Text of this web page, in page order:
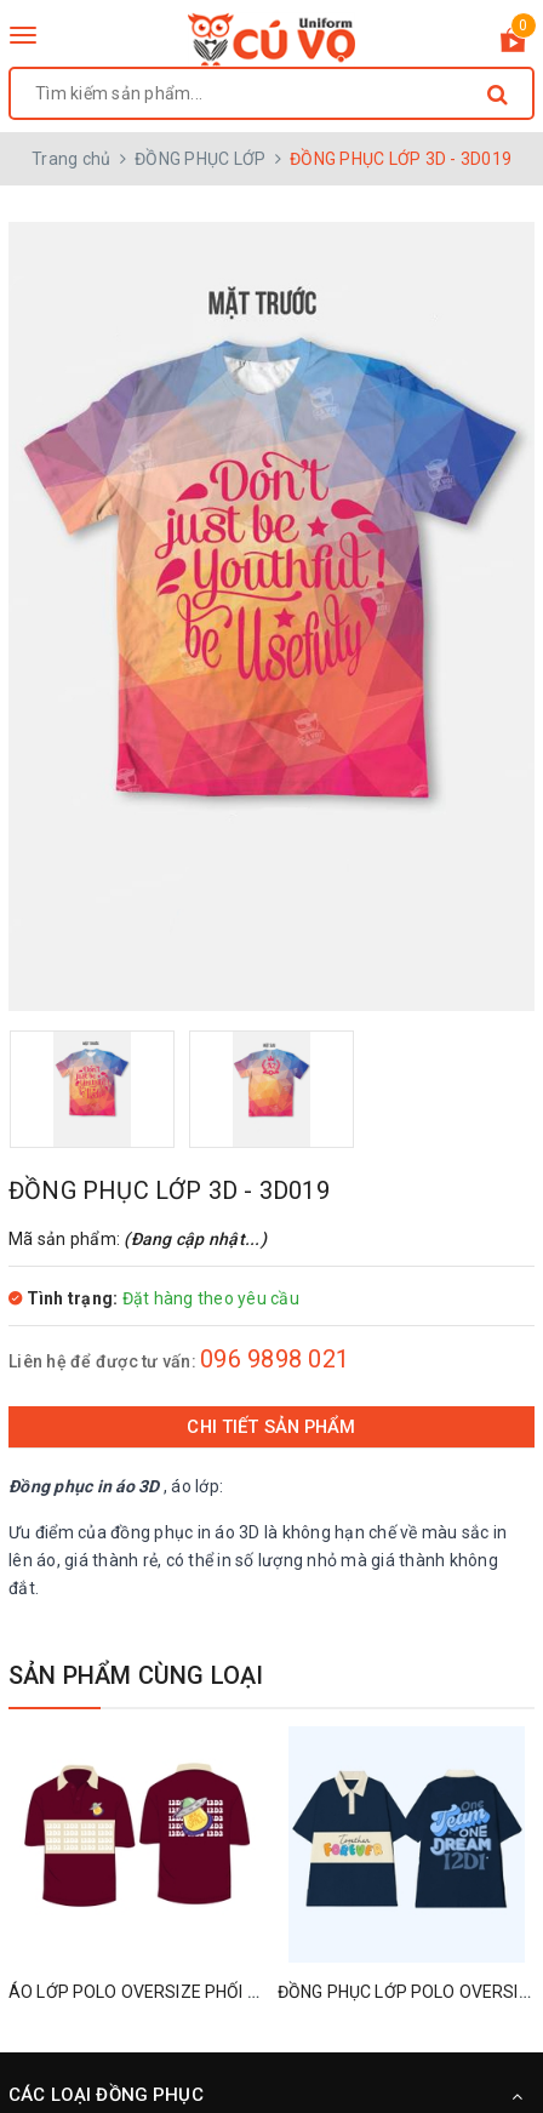
Toggle
0
Trang chủ ĐỒNG PHỤC LỚP ĐỒNG PHỤC LỚP 3D - 3D019
ĐỒNG PHỤC LỚP 3D - 3D019
Mã sản phẩm: (Đang cập nhật...)
Tình trạng: Đặt hàng theo yêu cầu
Liên hệ để được tư vấn: 096 9898 021
CHI TIẾT SẢN PHẨM
Đồng phục in áo 3D, áo lớp:
Ưu điểm của đồng phục in áo 3D là không hạn chế về màu sắc in
lên áo, giá thành rẻ, có thể in số lượng nhỏ mà giá thành không
đắt.
SẢN PHẨM CÙNG LOẠI
ÁO LỚP POLO OVERSIZE PHỐI MÀU MỚI NHẤT ĐỒNG PHỤC LỚP POLO OVERSIZED ONE TEAM ONE DREAM
CÁC LOẠI ĐỒNG PHỤC